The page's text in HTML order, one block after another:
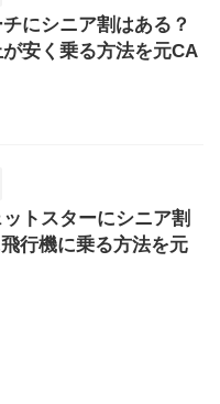
チにシニア割はある？
安く乗る方法を元CA
ットスターにシニア割
行機に乗る方法を元